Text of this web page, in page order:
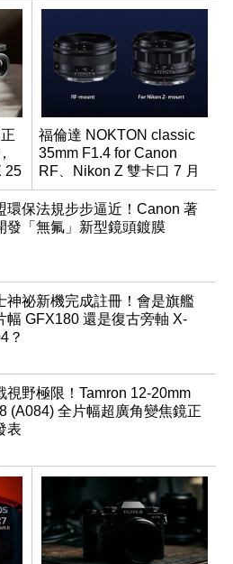
25
福倫達 NOKTON classic
35mm F1.4 for Canon
RF、Nikon Z 雙卡口 7 月
同步登台
環保法規步步逼近！Canon 著
發「無氟」新型鏡頭鍍膜
神祕新機完成註冊！會是旗艦
幅 GFX180 還是復古旁軸 X-
？
視野極限！Tamron 12-20mm
(A084) 全片幅超廣角變焦鏡正
表